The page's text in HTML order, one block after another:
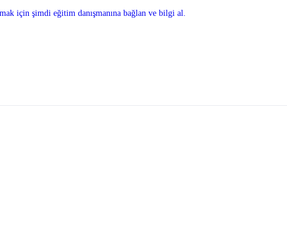
için şimdi eğitim danışmanına bağlan ve bilgi al.